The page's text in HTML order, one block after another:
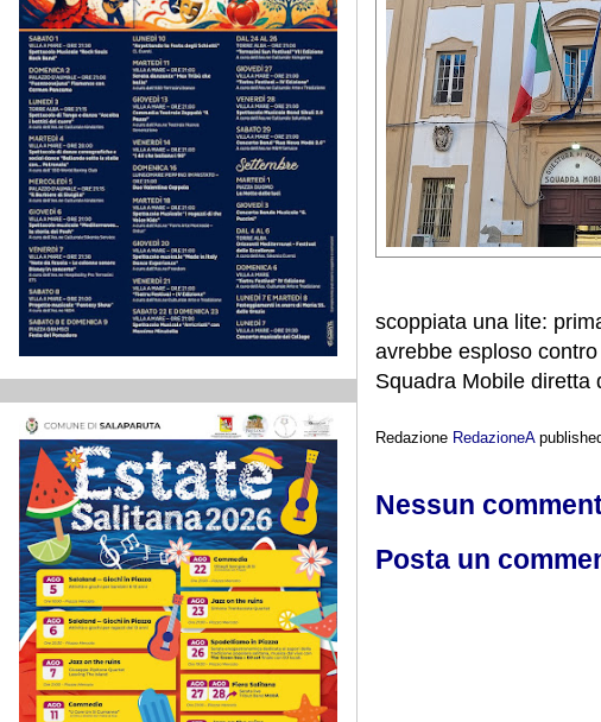
scoppiata una lite:
avrebbe esploso
Squadra Mobile diretta
Redazione RedazioneA
Nessun
Posta un